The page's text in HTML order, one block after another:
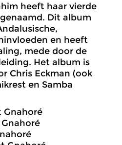
heeft haar vierde
Dit album
en heeft
mede door de
Het album is
Chris Eckman (ook
en Samba
Gnahoré